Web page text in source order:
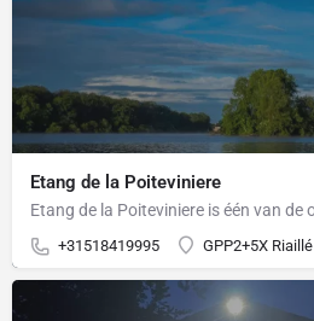
Etang de la Poiteviniere
+31518419995 GPP2+5X Riaillé